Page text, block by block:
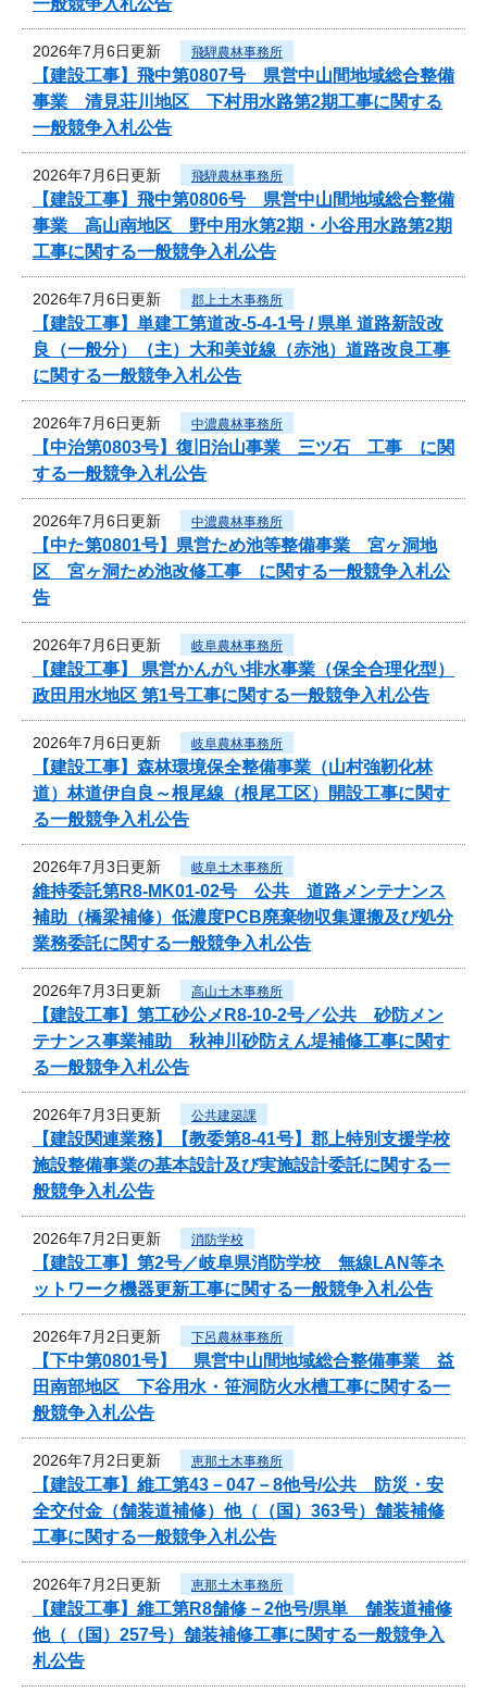
2026年7月6日更新 飛騨農林事務所
【建設工事】飛中第0807号 県営中山間地域総合整備
事業 清見荘川地区 下村用水路第2期工事に関する
一般競争入札公告
2026年7月6日更新 飛騨農林事務所
【建設工事】飛中第0806号 県営中山間地域総合整備
事業 高山南地区 野中用水第2期・小谷用水路第2期
工事に関する一般競争入札公告
2026年7月6日更新 郡上土木事務所
【建設工事】単建工第道改-5-4-1号 / 県単 道路新設改
良（一般分）（主）大和美並線（赤池）道路改良工事
に関する一般競争入札公告
2026年7月6日更新 中濃農林事務所
【中治第0803号】復旧治山事業 三ツ石 工事 に関
する一般競争入札公告
2026年7月6日更新 中濃農林事務所
【中た第0801号】県営ため池等整備事業 宮ヶ洞地
区 宮ヶ洞ため池改修工事 に関する一般競争入札公
告
2026年7月6日更新 岐阜農林事務所
【建設工事】 県営かんがい排水事業（保全合理化型）
政田用水地区 第1号工事に関する一般競争入札公告
2026年7月6日更新 岐阜農林事務所
【建設工事】森林環境保全整備事業（山村強靭化林
道）林道伊自良～根尾線（根尾工区）開設工事に関す
る一般競争入札公告
2026年7月3日更新 岐阜土木事務所
維持委託第R8-MK01-02号 公共 道路メンテナンス
補助（橋梁補修）低濃度PCB廃棄物収集運搬及び処分
業務委託に関する一般競争入札公告
2026年7月3日更新 高山土木事務所
【建設工事】第工砂公メR8-10-2号／公共 砂防メン
テナンス事業補助 秋神川砂防えん堤補修工事に関す
る一般競争入札公告
2026年7月3日更新 公共建築課
【建設関連業務】【教委第8-41号】郡上特別支援学校
施設整備事業の基本設計及び実施設計委託に関する一
般競争入札公告
2026年7月2日更新 消防学校
【建設工事】第2号／岐阜県消防学校 無線LAN等ネ
ットワーク機器更新工事に関する一般競争入札公告
2026年7月2日更新 下呂農林事務所
【下中第0801号】 県営中山間地域総合整備事業 益
田南部地区 下谷用水・笹洞防火水槽工事に関する一
般競争入札公告
2026年7月2日更新 恵那土木事務所
【建設工事】維工第43－047－8他号/公共 防災・安
全交付金（舗装道補修）他（（国）363号）舗装補修
工事に関する一般競争入札公告
2026年7月2日更新 恵那土木事務所
【建設工事】維工第R8舗修－2他号/県単 舗装道補修
他（（国）257号）舗装補修工事に関する一般競争入
札公告